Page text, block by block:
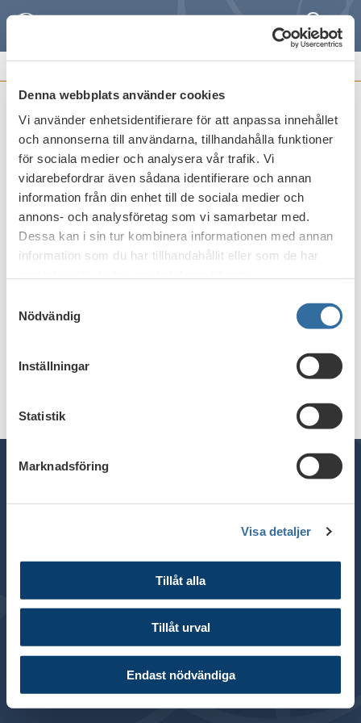
Denna webbplats använder cookies
Vi använder enhetsidentifierare för att anpassa innehållet
och annonserna till användarna, tillhandahålla funktioner
för sociala medier och analysera vår trafik. Vi
vidarebefordrar även sådana identifierare och annan
information från din enhet till de sociala medier och
annons- och analysföretag som vi samarbetar med.
Dessa kan i sin tur kombinera informationen med annan
information som du har tillhandahållit eller som de har
Nödvändig
Inställningar
Statistik
Marknadsföring
Visa detaljer
Tillåt alla
Tillåt urval
Endast nödvändiga
SökMeny
FRAMSTÄLLNINGAR
Reglering av
mikrosimuleringsmodellen Fasit (Ds
2018_2)
Publicerat den3 april 2018
Postadress: Box 7603, 103 94 Stockholm
Besöksadress: Blasieholmsgatan 4B
© 2024 Svenska Bankföreningen
Om webbplatsen